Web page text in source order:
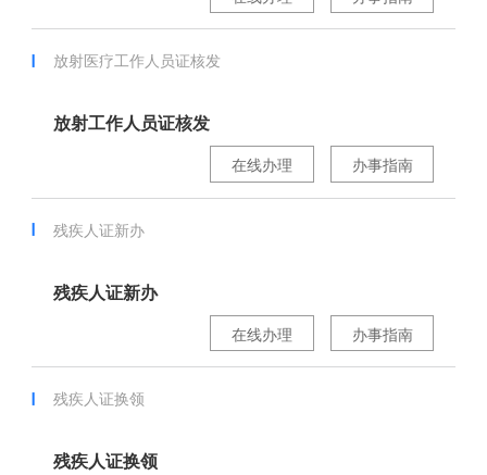
放射医疗工作人员证核发
放射工作人员证核发
办事指南
在线办理
残疾人证新办
残疾人证新办
办事指南
在线办理
残疾人证换领
残疾人证换领